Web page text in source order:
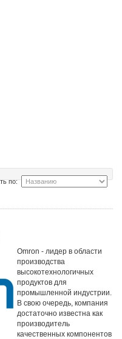
по:
Omron - лидер в области
производства
высокотехнологичных
продуктов для
промышленной индустрии.
В свою очередь, компания
достаточно известна как
производитель
качественных компонентов